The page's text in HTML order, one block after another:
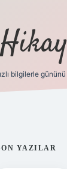
bilgilerle
YAZILAR